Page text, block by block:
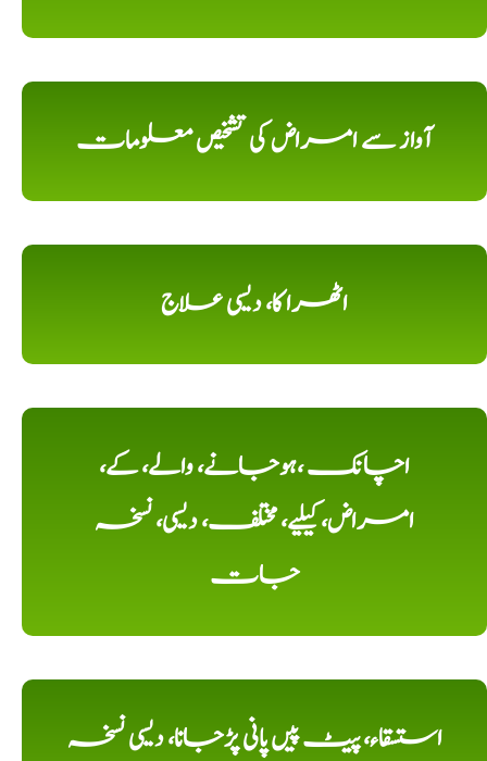
آواز سے امراض کی تشخیص معلومات
اٹھرا کا، دیسی علاج
اچانک ،ہوجانے، والے، کے،
امراض، کیلیے، مختلف، دیسی، نسخہ
جات
استسقاء، پیٹ پیں پانی پڑجانا، دیسی نسخہ